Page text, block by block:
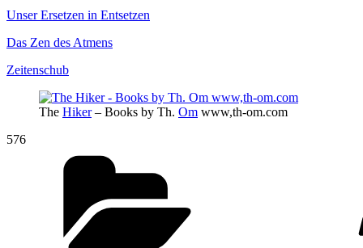
Unser Ersetzen in Entsetzen
Das Zen des Atmens
Zeitenschub
The Hiker– Books by Th. Om www,th-om.com
576